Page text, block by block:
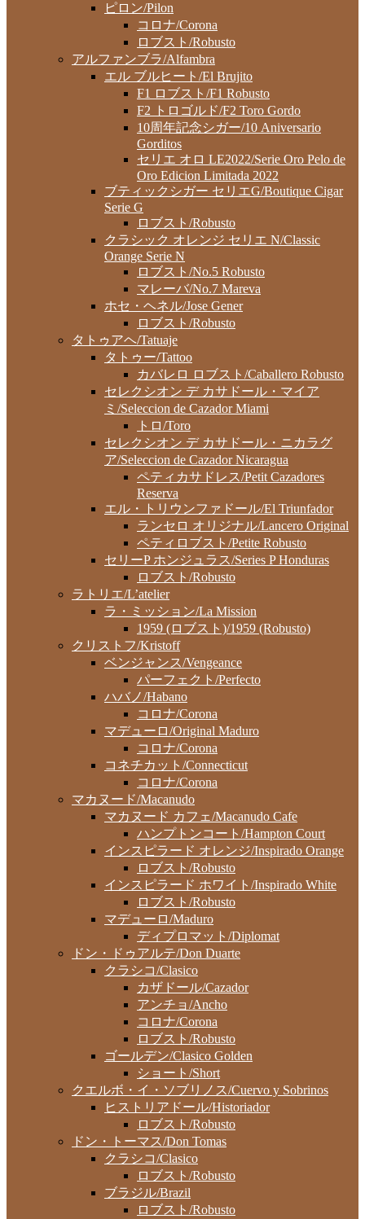
ピロン/Pilon
コロナ/Corona
ロブスト/Robusto
アルファンブラ/Alfambra
エル ブルヒート/El Brujito
F1 ロブスト/F1 Robusto
F2 トロゴルド/F2 Toro Gordo
10周年記念シガー/10 Aniversario
Gorditos
セリエ オロ LE2022/Serie Oro Pelo de
Oro Edicion Limitada 2022
ブティックシガー セリエG/Boutique Cigar
Serie G
ロブスト/Robusto
クラシック オレンジ セリエ N/Classic
Orange Serie N
ロブスト/No.5 Robusto
マレーバ/No.7 Mareva
ホセ・ヘネル/Jose Gener
ロブスト/Robusto
タトゥアヘ/Tatuaje
タトゥー/Tattoo
カバレロ ロブスト/Caballero Robusto
セレクシオン デ カサドール・マイア
ミ/Seleccion de Cazador Miami
トロ/Toro
セレクシオン デ カサドール・ニカラグ
ア/Seleccion de Cazador Nicaragua
ペティカサドレス/Petit Cazadores
Reserva
エル・トリウンファドール/El Triunfador
ランセロ オリジナル/Lancero Original
ペティロブスト/Petite Robusto
セリーP ホンジュラス/Series P Honduras
ロブスト/Robusto
ラトリエ/L’atelier
ラ・ミッション/La Mission
1959 (ロブスト)/1959 (Robusto)
クリストフ/Kristoff
ベンジャンス/Vengeance
パーフェクト/Perfecto
ハバノ/Habano
コロナ/Corona
マデューロ/Original Maduro
コロナ/Corona
コネチカット/Connecticut
コロナ/Corona
マカヌード/Macanudo
マカヌード カフェ/Macanudo Cafe
ハンプトンコート/Hampton Court
インスピラード オレンジ/Inspirado Orange
ロブスト/Robusto
インスピラード ホワイト/Inspirado White
ロブスト/Robusto
マデューロ/Maduro
ディプロマット/Diplomat
ドン・ドゥアルテ/Don Duarte
クラシコ/Clasico
カザドール/Cazador
アンチョ/Ancho
コロナ/Corona
ロブスト/Robusto
ゴールデン/Clasico Golden
ショート/Short
クエルボ・イ・ソブリノス/Cuervo y Sobrinos
ヒストリアドール/Historiador
ロブスト/Robusto
ドン・トーマス/Don Tomas
クラシコ/Clasico
ロブスト/Robusto
ブラジル/Brazil
ロブスト/Robusto